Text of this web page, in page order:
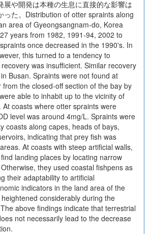
展や開発は本種の生息に直接的な影響は
った。Distribution of otter spraints along
area of Gyeongsangnam-do, Korea
years from 1982, 1991-94, 2002 to
once decreased in the 1990's. In
this turned to a tendency to
was insufficient. Similar recovery
Busan. Spraints were not found at
the closed-off section of the bay by
able to inhabit up to the vicinity of
coasts where otter spraints were
level was around 4mg/L. Spraints were
coasts along capes, heads of bays,
indicating that prey fish was
At coasts with steep artificial walls,
landing places by locating narrow
they used coastal fishpens as
their adaptability to artificial
indicators in the land area of the
considerably during the
above findings indicate that terrestrial
not necessarily lead to the decrease